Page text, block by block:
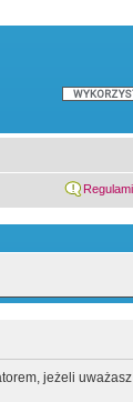
jeżeli